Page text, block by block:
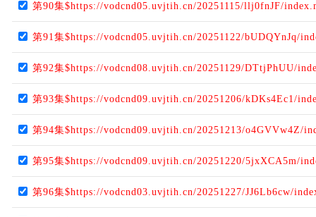
第90集$https://vodcnd05.uvjtih.cn/20251115/llj0fnJF/
第91集$https://vodcnd05.uvjtih.cn/20251122/bUDQYnJq/
第92集$https://vodcnd08.uvjtih.cn/20251129/DTtjPhUU/
第93集$https://vodcnd09.uvjtih.cn/20251206/kDKs4Ec1/
第94集$https://vodcnd09.uvjtih.cn/20251213/o4GVVw4Z/
第95集$https://vodcnd09.uvjtih.cn/20251220/5jxXCA5m/
第96集$https://vodcnd03.uvjtih.cn/20251227/JJ6Lb6cw/